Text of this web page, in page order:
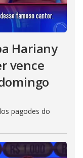
Hariany
vence
pagodes do